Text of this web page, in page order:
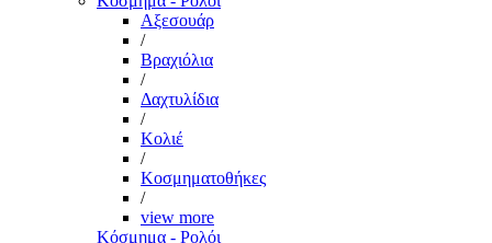
Αξεσουάρ
/
Βραχιόλια
/
Δαχτυλίδια
/
Κολιέ
/
Κοσμηματοθήκες
/
view more
Κόσμημα - Ρολόι